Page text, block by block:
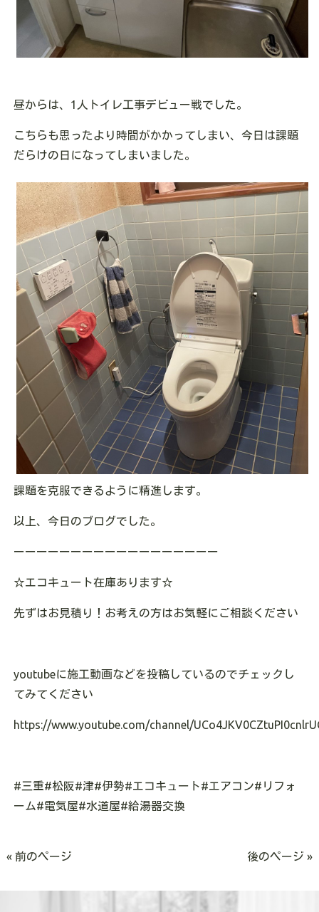
昼からは、1人トイレ工事デビュー戦でした。
こちらも思ったより時間がかかってしまい、今日は課題
だらけの日になってしまいました。
課題を克服できるように精進します。
以上、今日のブログでした。
ーーーーーーーーーーーーーーーーーー
☆エコキュート在庫あります☆
先ずはお見積り！お考えの方はお気軽にご相談ください
youtubeに施工動画などを投稿しているのでチェックし
てみてください
https://www.youtube.com/channel/
#三重#松阪#津#伊勢#エコキュート#エアコン#リフォ
ーム#電気屋#水道屋#給湯器交換
« 前のページ 後のページ »